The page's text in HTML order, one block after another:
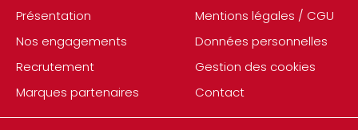
Présentation
Nos engagements
Recrutement
Marques partenaires
Mentions légales / CGU
Données personnelles
Gestion des cookies
Contact